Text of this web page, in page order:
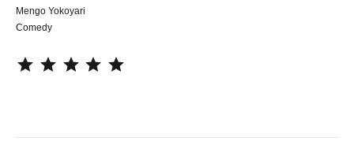
Mengo Yokoyari
Comedy